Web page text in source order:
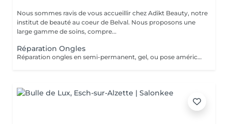
Nous sommes ravis de vous accueillir chez Adikt Beauty, notre
institut de beauté au coeur de Belval. Nous proposons une
large gamme de soins, compre...
Réparation Ongles
Réparation ongles en semi-permanent, gel, ou pose américaine. Les réparations ne sont pas facturées si la pose a été réalisée dans notre institut ET si la pose date de moins d'une semaine et demi.